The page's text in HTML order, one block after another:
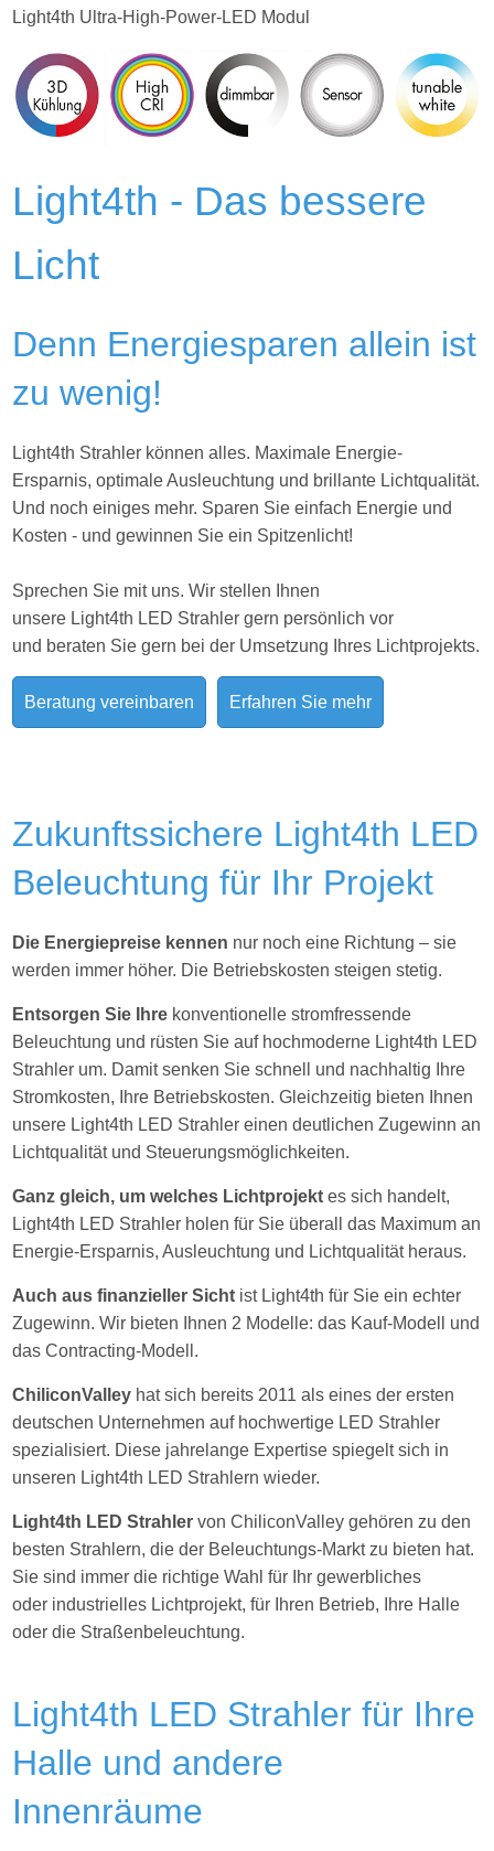
Light4th Ultra-High-Power-LED Modul
Light4th - Das bessere
Licht
Denn Energiesparen allein ist
zu wenig!
Light4th Strahler können alles. Maximale Energie-
Ersparnis, optimale Ausleuchtung und brillante Lichtqualität.
Und noch einiges mehr. Sparen Sie einfach Energie und
Kosten - und gewinnen Sie ein Spitzenlicht!
Sprechen Sie mit uns. Wir stellen Ihnen
unsere Light4th LED Strahler gern persönlich vor
und beraten Sie gern bei der Umsetzung Ihres Lichtprojekts.
Beratung vereinbaren Erfahren Sie mehr
Zukunftssichere Light4th LED
Beleuchtung für Ihr Projekt
Die Energiepreise kennen nur noch eine Richtung – sie
werden immer höher. Die Betriebskosten steigen stetig.
Entsorgen Sie Ihre konventionelle stromfressende
Beleuchtung und rüsten Sie auf hochmoderne Light4th LED
Strahler um. Damit senken Sie schnell und nachhaltig Ihre
Stromkosten, Ihre Betriebskosten. Gleichzeitig bieten Ihnen
unsere Light4th LED Strahler einen deutlichen Zugewinn an
Lichtqualität und Steuerungsmöglichkeiten.
Ganz gleich, um welches Lichtprojektes sich handelt,
Light4th LED Strahler holen für Sie überall das Maximum an
Energie-Ersparnis, Ausleuchtung und Lichtqualität heraus.
Auch aus finanzieller Sicht ist Light4th für Sie ein echter
Zugewinn. Wir bieten Ihnen 2 Modelle: das Kauf-Modell und
das Contracting-Modell.
ChiliconValley hat sich bereits 2011 als eines der ersten
deutschen Unternehmen auf hochwertige LED Strahler
spezialisiert. Diese jahrelange Expertise spiegelt sich in
unseren Light4th LED Strahlern wieder.
Light4th LED Strahler von ChiliconValley gehören zu den
besten Strahlern, die der Beleuchtungs-Markt zu bieten hat.
Sie sind immer die richtige Wahl für Ihr gewerbliches
oder industrielles Lichtprojekt, für Ihren Betrieb, Ihre Halle
oder die Straßenbeleuchtung.
Light4th LED Strahler für Ihre
Halle und andere
Innenräume